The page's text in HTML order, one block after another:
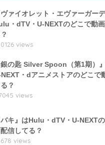
ヴァイオレット・エヴァーガー
・dTV・U-NEXTのどこで動
views
銀の匙 Silver Spoon（第1期）
・dアニメストアのどこで
？
views
バキ』はHulu・dTV・U-NEXT
信してる？
views